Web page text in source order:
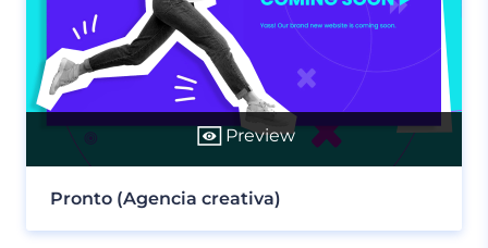
Preview
Pronto (Agencia creativa)